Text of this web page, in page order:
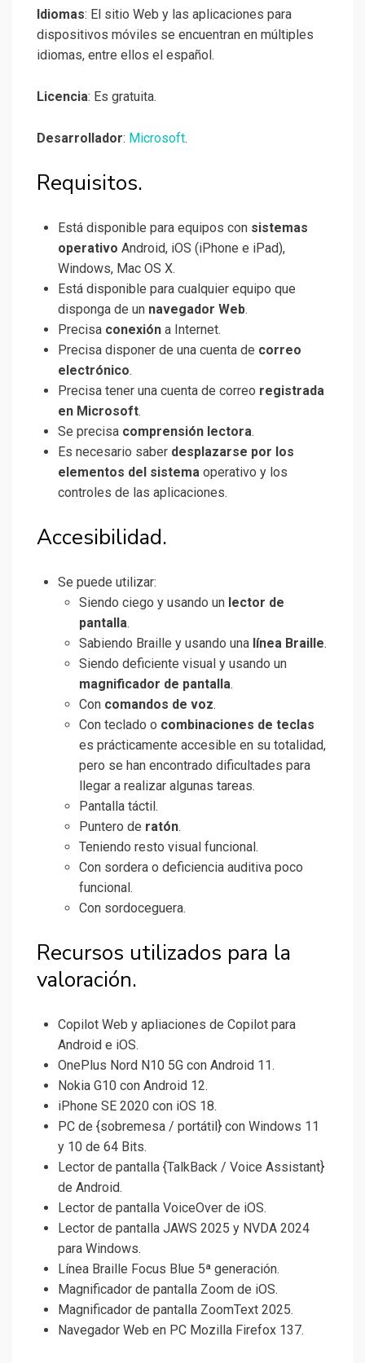
Idiomas: El sitio Web y las aplicaciones para
dispositivos móviles se encuentran en múltiples
idiomas, entre ellos el español.
Licencia: Es gratuita.
Desarrollador: Microsoft.
Requisitos.
Está disponible para equipos con sistemas
operativo Android, iOS (iPhone e iPad),
Windows, Mac OS X.
Está disponible para cualquier equipo que
disponga de un navegador Web.
Precisa conexión a Internet.
Precisa disponer de una cuenta de correo
electrónico.
Precisa tener una cuenta de correo registrada
en Microsoft.
Se precisa comprensión lectora.
Es necesario saber desplazarse por los
elementos del sistema operativo y los
controles de las aplicaciones.
Accesibilidad.
Se puede utilizar:
Siendo ciego y usando un lector de
pantalla.
Sabiendo Braille y usando una línea Braille.
Siendo deficiente visual y usando un
magnificador de pantalla.
Con comandos de voz.
Con teclado o combinaciones de teclas
es prácticamente accesible en su totalidad,
pero se han encontrado dificultades para
llegar a realizar algunas tareas.
Pantalla táctil.
Puntero de ratón.
Teniendo resto visual funcional.
Con sordera o deficiencia auditiva poco
funcional.
Con sordoceguera.
Recursos utilizados para la
valoración.
Copilot Web y apliaciones de Copilot para
Android e iOS.
OnePlus Nord N10 5G con Android 11.
Nokia G10 con Android 12.
iPhone SE 2020 con iOS 18.
PC de {sobremesa / portátil} con Windows 11
y 10 de 64 Bits.
Lector de pantalla {TalkBack / Voice Assistant}
de Android.
Lector de pantalla VoiceOver de iOS.
Lector de pantalla JAWS 2025 y NVDA 2024
para Windows.
Línea Braille Focus Blue 5ª generación.
Magnificador de pantalla Zoom de iOS.
Magnificador de pantalla ZoomText 2025.
Navegador Web en PC Mozilla Firefox 137.